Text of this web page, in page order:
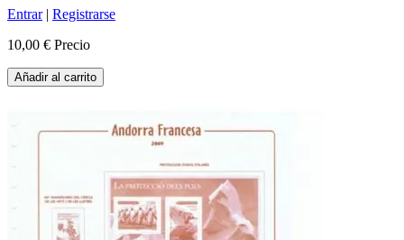
Entrar| Registrarse
10,00 € Precio
Añadir al carrito